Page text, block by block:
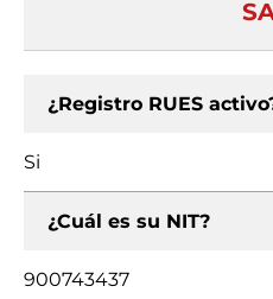
¿Registro RUES
Si
¿Cuál es su NIT?
900743437